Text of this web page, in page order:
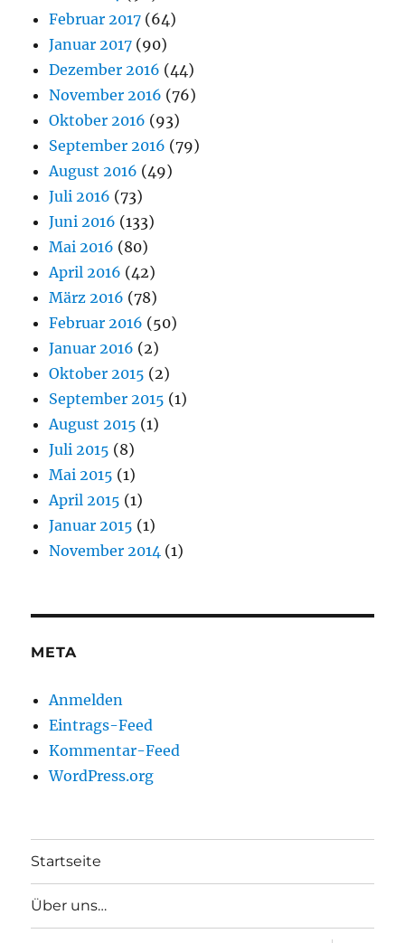
Februar 2017 (64)
Januar 2017 (90)
Dezember 2016 (44)
November 2016 (76)
Oktober 2016 (93)
September 2016 (79)
August 2016 (49)
Juli 2016 (73)
Juni 2016 (133)
Mai 2016 (80)
April 2016 (42)
März 2016 (78)
Februar 2016 (50)
Januar 2016 (2)
Oktober 2015 (2)
September 2015 (1)
August 2015 (1)
Juli 2015 (8)
Mai 2015 (1)
April 2015 (1)
Januar 2015 (1)
November 2014 (1)
META
Anmelden
Eintrags-Feed
Kommentar-Feed
WordPress.org
Startseite
Über uns…